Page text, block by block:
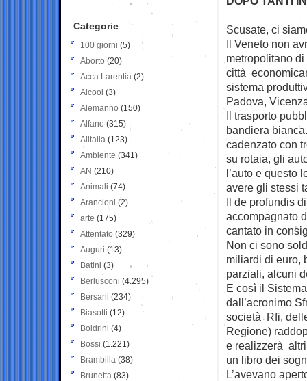
Scusate, ci
Il Veneto non
metropolitano
città
sistema
Padova,
Il trasporto
bandiera
cadenzato con
su rotaia, gli
l’auto e questo
avere gli stessi
Il de profundis
accompagnato
cantato in
Non ci sono
miliardi di euro,
parziali, alcuni
E così il
dall’acronimo
società Rfi,
Regione)
e realizzerà altri
un libro dei
L’avevano
Categorie
100 giorni (5)
Aborto (20)
Acca Larentia (2)
Alcool (3)
Alemanno (150)
Alfano (315)
Alitalia (123)
Ambiente (341)
AN (210)
Animali (74)
Arancioni (2)
arte (175)
Attentato (329)
Auguri (13)
Batini (3)
Berlusconi (4.295)
Bersani (234)
Biasotti (12)
Boldrini (4)
Bossi (1.221)
Brambilla (38)
Brunetta (83)